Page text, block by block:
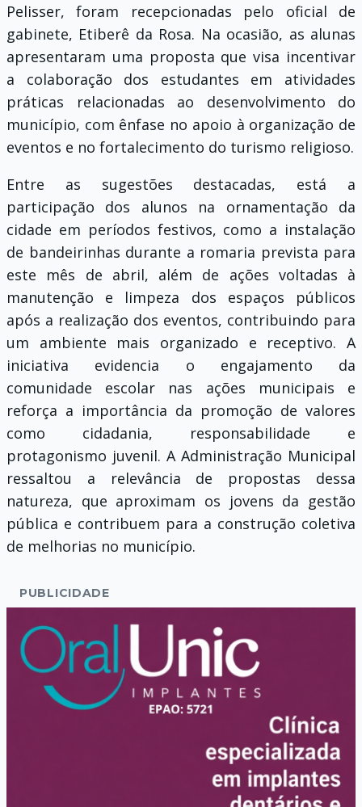
Pelisser, foram recepcionadas pelo oficial de
gabinete, Etiberê da Rosa. Na ocasião, as alunas
apresentaram uma proposta que visa incentivar
a colaboração dos estudantes em atividades
práticas relacionadas ao desenvolvimento do
município, com ênfase no apoio à organização de
eventos e no fortalecimento do turismo religioso.
Entre as sugestões destacadas, está a
participação dos alunos na ornamentação da
cidade em períodos festivos, como a instalação
de bandeirinhas durante a romaria prevista para
este mês de abril, além de ações voltadas à
manutenção e limpeza dos espaços públicos
após a realização dos eventos, contribuindo para
um ambiente mais organizado e receptivo. A
iniciativa evidencia o engajamento da
comunidade escolar nas ações municipais e
reforça a importância da promoção de valores
como cidadania, responsabilidade e
protagonismo juvenil. A Administração Municipal
ressaltou a relevância de propostas dessa
natureza, que aproximam os jovens da gestão
pública e contribuem para a construção coletiva
de melhorias no município.
PUBLICIDADE